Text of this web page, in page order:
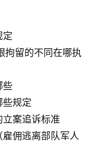
定
拘留的不同在哪执
些
些规定
案追诉标准
佣逃离部队军人